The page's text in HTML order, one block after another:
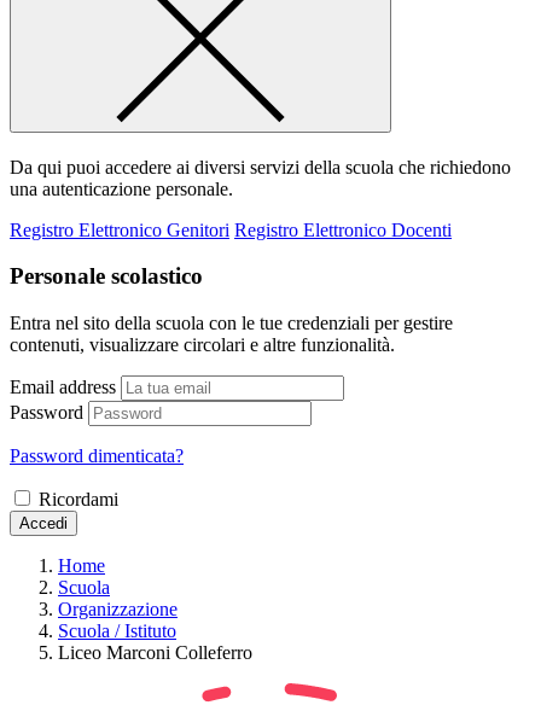
Da qui puoi accedere ai diversi servizi della scuola che richiedono
una autenticazione personale.
Registro Elettronico Genitori Registro Elettronico Docenti
Personale scolastico
Entra nel sito della scuola con le tue credenziali per gestire
contenuti, visualizzare circolari e altre funzionalità.
Email address
Password
Password dimenticata?
Ricordami
Accedi
Home
Scuola
Organizzazione
Scuola / Istituto
Liceo Marconi Colleferro